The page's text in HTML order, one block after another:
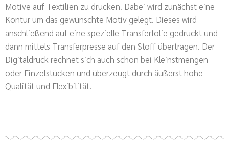
Motive auf Textilien zu drucken. Dabei wird zunächst eine
Kontur um das gewünschte Motiv gelegt. Dieses wird
anschließend auf eine spezielle Transferfolie gedruckt und
dann mittels Transferpresse auf den Stoff übertragen. Der
Digitaldruck rechnet sich auch schon bei Kleinstmengen
oder Einzelstücken und überzeugt durch äußerst hohe
Qualität und Flexibilität.